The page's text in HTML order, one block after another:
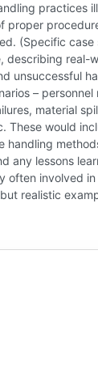
practices
proper
(Specific
describing real-
unsuccessful
– personnel
material
These would
handling
any lessons
often involved in
realistic